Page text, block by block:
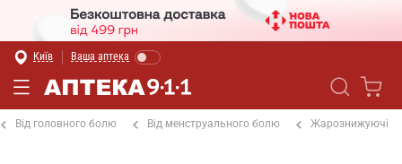
Київ Ваша аптека
Від головного болю Від менструального болю Жарознижуючі